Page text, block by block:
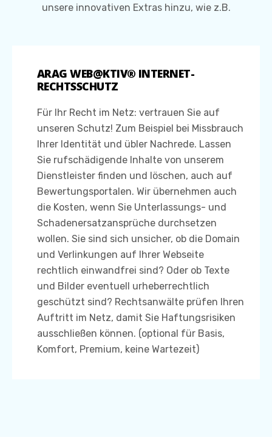
unsere innovativen Extras hinzu, wie z.B.
ARAG WEB@KTIV® INTERNET-
RECHTSSCHUTZ
Für Ihr Recht im Netz: vertrauen Sie auf
unseren Schutz! Zum Beispiel bei Missbrauch
Ihrer Identität und übler Nachrede. Lassen
Sie rufschädigende Inhalte von unserem
Dienstleister finden und löschen, auch auf
Bewertungsportalen. Wir übernehmen auch
die Kosten, wenn Sie Unterlassungs- und
Schadenersatzansprüche durchsetzen
wollen. Sie sind sich unsicher, ob die Domain
und Verlinkungen auf Ihrer Webseite
rechtlich einwandfrei sind? Oder ob Texte
und Bilder eventuell urheberrechtlich
geschützt sind? Rechtsanwälte prüfen Ihren
Auftritt im Netz, damit Sie Haftungsrisiken
ausschließen können. (optional für Basis,
Komfort, Premium, keine Wartezeit)